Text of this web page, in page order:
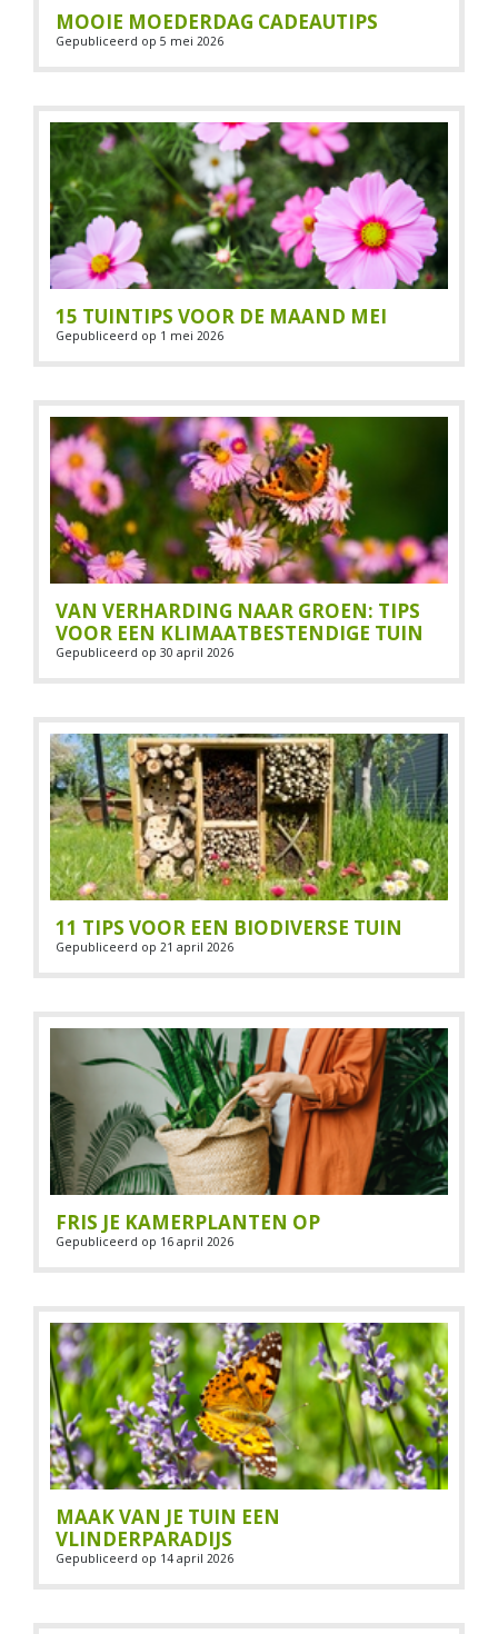
MOOIE MOEDERDAG CADEAUTIPS
Gepubliceerd op 5 mei 2026
15 TUINTIPS VOOR DE MAAND MEI
Gepubliceerd op 1 mei 2026
VAN VERHARDING NAAR GROEN: TIPS
VOOR EEN KLIMAATBESTENDIGE TUIN
Gepubliceerd op 30 april 2026
11 TIPS VOOR EEN BIODIVERSE TUIN
Gepubliceerd op 21 april 2026
FRIS JE KAMERPLANTEN OP
Gepubliceerd op 16 april 2026
MAAK VAN JE TUIN EEN
VLINDERPARADIJS
Gepubliceerd op 14 april 2026